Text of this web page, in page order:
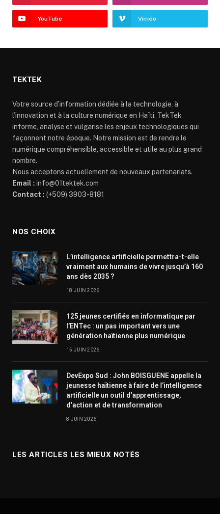
YouTube Vimeo
TEKTEK
Votre source d’information dédiée à la technologie, à
l’innovation et à la culture numérique en Haïti. TekTek
informe, analyse et vulgarise les enjeux technologiques qui
façonnent notre époque. Notre mission est de rendre le
numérique compréhensible, accessible et utile au plus grand
nombre.
Nous acceptons actuellement de nouveaux partenariats.
Email : info@01tektek.com
Contact : (+509) 3903-8181
NOS CHOIX
L’intelligence artificielle permettra-t-elle
vraiment aux humains de vivre jusqu’à 160
ans dès 2035 ?
18 JUIN 2026
125 jeunes certifiés en informatique par
l’ENTec : un pas important vers une
génération haïtienne plus numérique
15 JUIN 2026
DevExpo Sud : John BOISGUENE appelle la
jeunesse haïtienne à faire de l’intelligence
artificielle un outil d’apprentissage,
d’action et de transformation
8 JUIN 2026
LES ARTICLES LES MIEUX NOTÉS